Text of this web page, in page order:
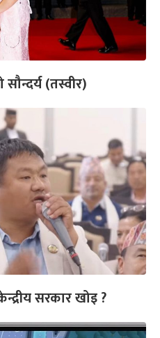
(तस्वीर)
सरकार खोइ ?